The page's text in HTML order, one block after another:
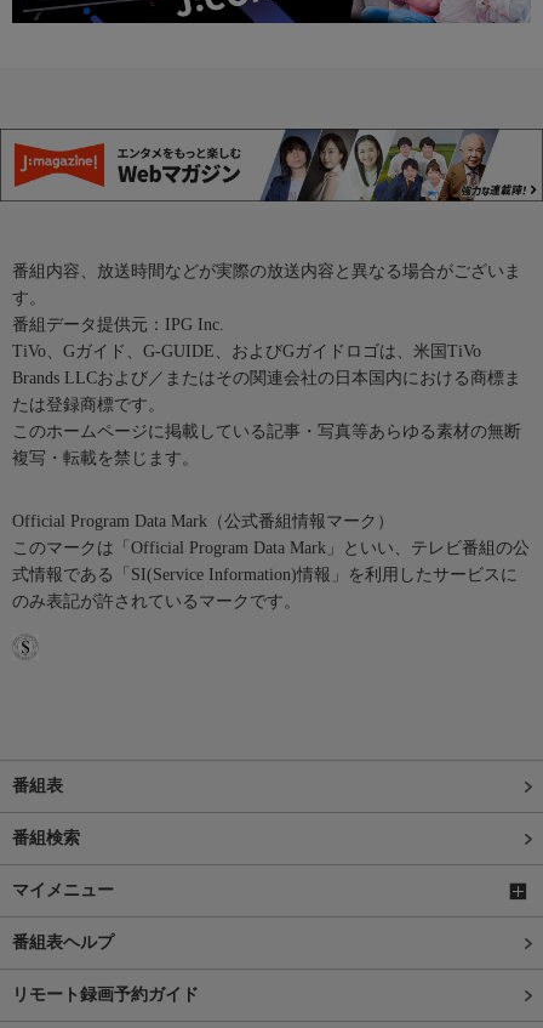
番組内容、放送時間などが実際の放送内容と異なる場合がございま
す。
番組データ提供元：IPG Inc.
TiVo、Gガイド、G-GUIDE、およびGガイドロゴは、米国TiVo
Brands LLCおよび／またはその関連会社の日本国内における商標ま
たは登録商標です。
このホームページに掲載している記事・写真等あらゆる素材の無断
複写・転載を禁じます。
Official Program Data Mark（公式番組情報マーク）
このマークは「Official Program Data Mark」といい、テレビ番組の公
式情報である「SI(Service Information)情報」を利用したサービスに
のみ表記が許されているマークです。
番組表
番組検索
マイメニュー
番組表ヘルプ
リモート録画予約ガイド